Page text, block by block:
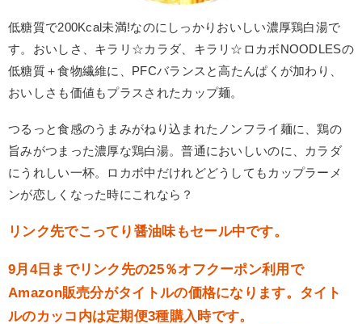
低糖質で200Kcal未満!なのにしっかりおいしい濃厚鶏白湯で
す。おいしさ、キラリ☆カラダ、キラリ☆ロカボNOODLESの
低糖質＋食物繊維に、PFCバランスと高たんぱくが加わり、
おいしさも価値もプラスされたカップ麺。
つるっと食感のうまみがねり込まれたノンフライ麺に、鶏の
旨みがつまった濃厚な鶏白湯。普通においしいのに、カラダ
にうれしい一杯。ロカボ中だけれどどうしてもカップラーメ
ンが恋しくなった時にこれなら？
リンク先でこってり醤油味もセール中です。
9月4日までリンク先の25％オフクーポン利用で
Amazon販売分がタイトルの価格になります。タイト
ルのカッコ内は定期便3種購入時です。